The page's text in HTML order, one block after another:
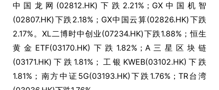
中国龙网(02812.HK)下跌2.21%；GX中国机智
(02807.HK)下跌2.18%；GX中国云算(02826.HK)下跌
2.17%。XL二博时中创业(07234.HK)下跌1.88%；恒生
黄金ETF(03170.HK)下跌1.82%；A三星区块链
(03171.HK)下跌1.81%；工银KWEB(03102.HK)下跌
1.81%；南方中证5G(03193.HK)下跌1.76%；TR台湾